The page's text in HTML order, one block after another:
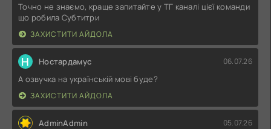
Точно не знаємо, краще запитайте у ТГ каналі цієї команди
що робила Субтитри
ЗАХИСТИТИ АЙДОЛА
Н Ностардамус 06.07.26
А озвучка на українській мові буде?
ЗАХИСТИТИ АЙДОЛА
AdminAdmin 05.07.26